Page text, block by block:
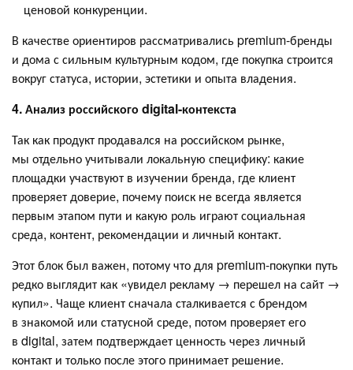
ценовой конкуренции.
В качестве ориентиров рассматривались premium-бренды
и дома с сильным культурным кодом, где покупка строится
вокруг статуса, истории, эстетики и опыта владения.
4. Анализ российского digital-контекста
Так как продукт продавался на российском рынке,
мы отдельно учитывали локальную специфику: какие
площадки участвуют в изучении бренда, где клиент
проверяет доверие, почему поиск не всегда является
первым этапом пути и какую роль играют социальная
среда, контент, рекомендации и личный контакт.
Этот блок был важен, потому что для premium-покупки путь
редко выглядит как «увидел рекламу → перешел на сайт →
купил». Чаще клиент сначала сталкивается с брендом
в знакомой или статусной среде, потом проверяет его
в digital, затем подтверждает ценность через личный
контакт и только после этого принимает решение.